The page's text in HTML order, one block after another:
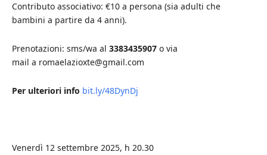
Contributo associativo: €10 a persona (sia adulti che
bambini a partire da 4 anni).
Prenotazioni: sms/wa al 3383435907 o via
mail a romaelazioxte@gmail.com
Per ulteriori info bit.ly/48DynDj
Venerdì 12 settembre 2025, h 20.30